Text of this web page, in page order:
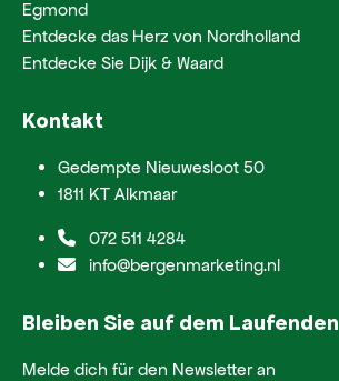
Egmond
Entdecke das Herz von Nordholland
Entdecke Sie Dijk & Waard
Kontakt
Gedempte Nieuwesloot 50
1811 KT Alkmaar
072 511 4284
info@bergenmarketing.nl
Bleiben Sie auf dem Laufenden
Melde dich für den Newsletter an